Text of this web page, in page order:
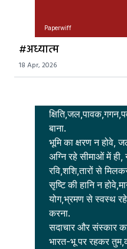
Paperwiff
#अध्यात्म
18 Apr, 2026
हानि
जीवन एक सुंदर सपना है,पर इतना न खो जाना-
बाना.
भूमि का क्षरण न होवे,
अग्नि रहे सीमाओं में
रवि,शशि,तारों से
सृष्टि की हानि न
योग,भ्रमण से स्वस्थ
करना.
सदाचार और संस्कार
भारत-भू पर रहकर